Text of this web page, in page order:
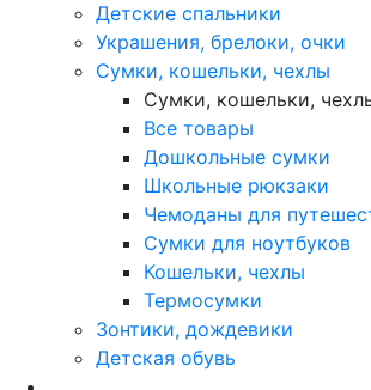
Детские спальники
Украшения, брелоки, очки
Сумки, кошельки, чехлы
Сумки, кошельки,
Все товары
Дошкольные сумки
Школьные рюкзаки
Чемоданы для
Сумки для ноутбуков
Кошельки, чехлы
Термосумки
Зонтики, дождевики
Детская обувь